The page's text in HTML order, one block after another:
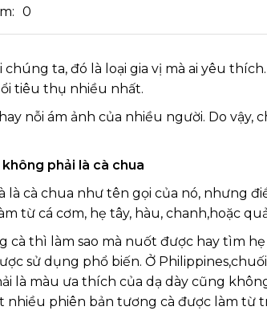
0
chúng ta, đó là loại gia vị mà ai yêu
tiêu thụ nhiều nhất.
nỗi ám ảnh của nhiều người. Do
phải là cà chua
cà chua như tên gọi của nó, nhưng
từ cá cơm, hẹ tây, hàu, chanh,hoặc
cà thì làm sao mà nuốt được hay tìm
sử dụng phổ biến. Ở
là màu ưa thích của dạ dày cũng
phiên bản tương cà được làm từ